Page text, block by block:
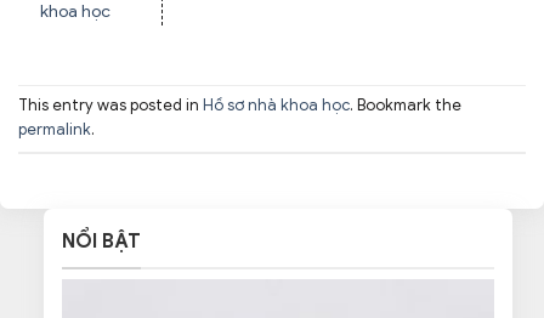
khoa học
This entry was posted in Hồ sơ nhà khoa học. Bookmark the
permalink.
NỔI BẬT